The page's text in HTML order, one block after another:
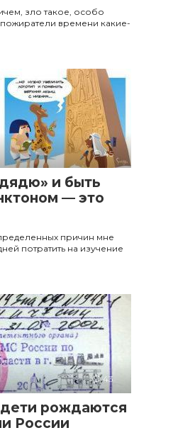
зло такое, особо
времени какие-
45
и быть
— это
причин мне
потратить на изучение
43
рождаются
России